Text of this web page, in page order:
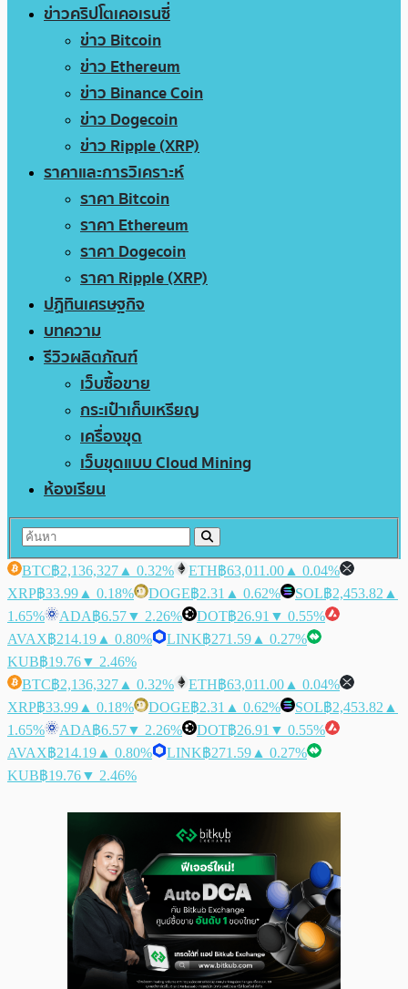
ข่าวคริปโตเคอเรนซี่
ข่าว Bitcoin
ข่าว Ethereum
ข่าว Binance Coin
ข่าว Dogecoin
ข่าว Ripple (XRP)
ราคาและการวิเคราะห์
ราคา Bitcoin
ราคา Ethereum
ราคา Dogecoin
ราคา Ripple (XRP)
ปฏิทินเศรษฐกิจ
บทความ
รีวิวผลิตภัณฑ์
เว็บซื้อขาย
กระเป๋าเก็บเหรียญ
เครื่องขุด
เว็บขุดแบบ Cloud Mining
ห้องเรียน
BTC฿2,136,327 ▲ 0.32% ETH฿63,011.00 ▲ 0.04%
XRP฿33.99 ▲ 0.18% DOGE฿2.31 ▲ 0.62% SOL฿2,453.82 ▲
1.65%
ADA฿6.57▼ 2.26% DOT฿26.91 ▼ 0.55%
AVAX฿214.19 ▲ 0.80% LINK฿271.59 ▲ 0.27%
KUB฿19.76▼ 2.46%
BTC฿2,136,327 ▲ 0.32% ETH฿63,011.00 ▲ 0.04%
XRP฿33.99 ▲ 0.18% DOGE฿2.31 ▲ 0.62% SOL฿2,453.82 ▲
1.65%
ADA฿6.57▼ 2.26% DOT฿26.91 ▼ 0.55%
AVAX฿214.19 ▲ 0.80% LINK฿271.59 ▲ 0.27%
KUB฿19.76▼ 2.46%